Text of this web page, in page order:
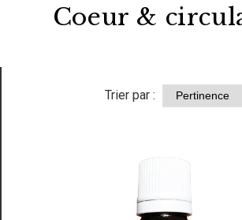
Coeur &
Trier par :